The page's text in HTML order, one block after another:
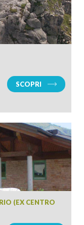
SCOPRI
(EX CENTRO